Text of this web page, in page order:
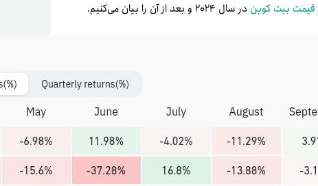
قیمت بیت کوین در سال ۲۰۲۴ و بعد از آن را بیان می‌کنیم.